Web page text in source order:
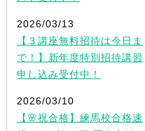
2026/03/13
【３講座無料招待は今日ま
で！】新年度特別招待講習
申し込み受付中！
2026/03/10
【🌸祝合格】練馬校合格速